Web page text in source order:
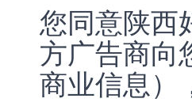
您同意陕西
方广告商向
商业信息）